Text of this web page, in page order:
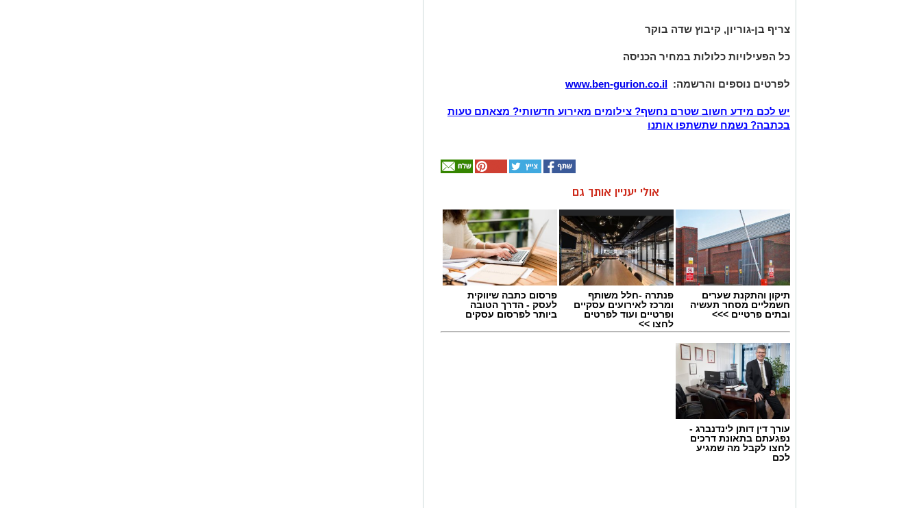
צריף בן-גוריון, קיבוץ שדה בוקר
כל הפעילויות כלולות במחיר הכניסה
לפרטים נוספים והרשמה:
www.ben-gurion.co.il
יש לכם מידע חשוב שטרם נחשף? צילומים מאירוע חדשותי? מצאתם טעות
בכתבה? נשמח שתשתפו אותנו
אולי יעניין אותך גם
תיקון והתקנת שערים
חשמליים מסחר תעשיה
ובתים פרטיים >>>
פנתרה -חלל משותף
ומרכז לאירועים עסקיים
ופרטיים ועוד לפרטים
לחצו >>
פרסום כתבה שיווקית
לעסק - הדרך הטובה
ביותר לפרסום עסקים
עורך דין דותן לינדנברג -
נפגעתם בתאונת דרכים
לחצו לקבל מה שמגיע
לכם